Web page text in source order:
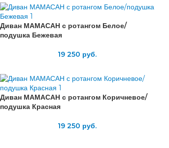
Диван МАМАСАН с ротангом Белое/
подушка Бежевая
19 250 руб.
Диван МАМАСАН с ротангом Коричневое/
подушка Красная
19 250 руб.